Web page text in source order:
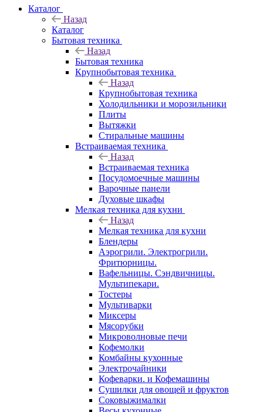
Каталог
Назад
Каталог
Бытовая техника
Назад
Бытовая техника
Крупнобытовая техника
Назад
Крупнобытовая техника
Холодильники и морозильники
Плиты
Вытяжки
Стиральные машины
Встраиваемая техника
Назад
Встраиваемая техника
Посудомоечные машины
Варочные панели
Духовые шкафы
Мелкая техника для кухни
Назад
Мелкая техника для кухни
Блендеры
Аэрогрили. Электрогрили.
Фритюрницы.
Вафельницы. Сэндвичницы.
Мультипекари.
Тостеры
Мультиварки
Миксеры
Мясорубки
Микроволновые печи
Кофемолки
Комбайны кухонные
Электрочайники
Кофеварки. и Кофемашины
Сушилки для овощей и фруктов
Соковыжималки